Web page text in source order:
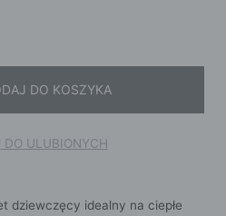
DO KOSZYKA
DO ULUBIONYCH
dziewczęcy idealny na ciepłe